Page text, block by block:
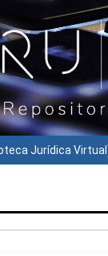
Jurídica